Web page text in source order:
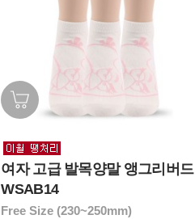
여자 고급 발목양말 앵그리버드
WSAB14
Free Size (230~250mm)